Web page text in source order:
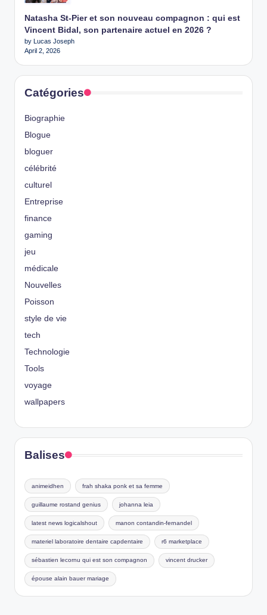
Natasha St-Pier et son nouveau compagnon : qui est
Vincent Bidal, son partenaire actuel en 2026 ?
by Lucas Joseph
April 2, 2026
Catégories
Biographie
Blogue
bloguer
célébrité
culturel
Entreprise
finance
gaming
jeu
médicale
Nouvelles
Poisson
style de vie
tech
Technologie
Tools
voyage
wallpapers
Balises
animeidhen frah shaka ponk et sa femme
guillaume rostand genius johanna leia
latest news logicalshout manon contandin-fernandel
materiel laboratoire dentaire capdentaire r6 marketplace
sébastien lecornu qui est son compagnon vincent drucker
épouse alain bauer mariage